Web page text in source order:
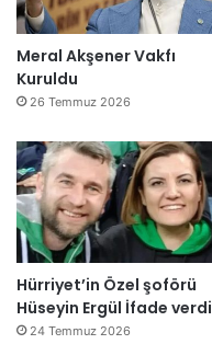
Meral Akşener Vakfı
Kuruldu
26 Temmuz 2026
Hürriyet’in Özel şoförü
Hüseyin Ergül İfade verdi
24 Temmuz 2026